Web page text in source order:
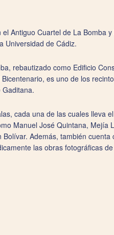
el Antiguo Cuartel de La Bomba
Universidad de Cádiz.
rebautizado como Edificio
es uno de los
cada una de las cuales lleva
Manuel José Quintana, Mejía
Además, también cuenta
las obras fotográficas